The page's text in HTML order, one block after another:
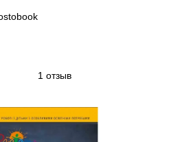
1 отзыв